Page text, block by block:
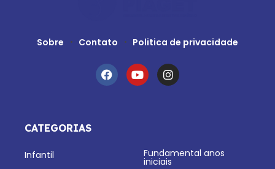
Sobre Contato Politica de privacidade
CATEGORIAS
Infantil Fundamental anos
iniciais